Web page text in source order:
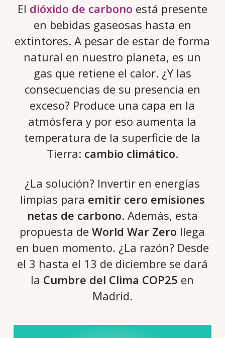
El dióxido de carbono está presente
en bebidas gaseosas hasta en
extintores. A pesar de estar de forma
natural en nuestro planeta, es un
gas que retiene el calor. ¿Y las
consecuencias de su presencia en
exceso? Produce una capa en la
atmósfera y por eso aumenta la
temperatura de la superficie de la
Tierra: cambio climático.
¿La solución? Invertir en energías
limpias para emitir cero emisiones
netas de carbono. Además, esta
propuesta deWorld War Zero llega
en buen momento. ¿La razón? Desde
el 3 hasta el 13 de diciembre se dará
la Cumbre del Clima COP25 en
Madrid.